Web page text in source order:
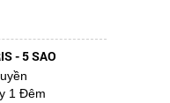
- 5 SAO
1 Đêm